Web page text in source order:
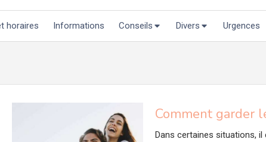
horaires Informations Conseils Divers Urgences
Comment garder
Dans certaines situations, il